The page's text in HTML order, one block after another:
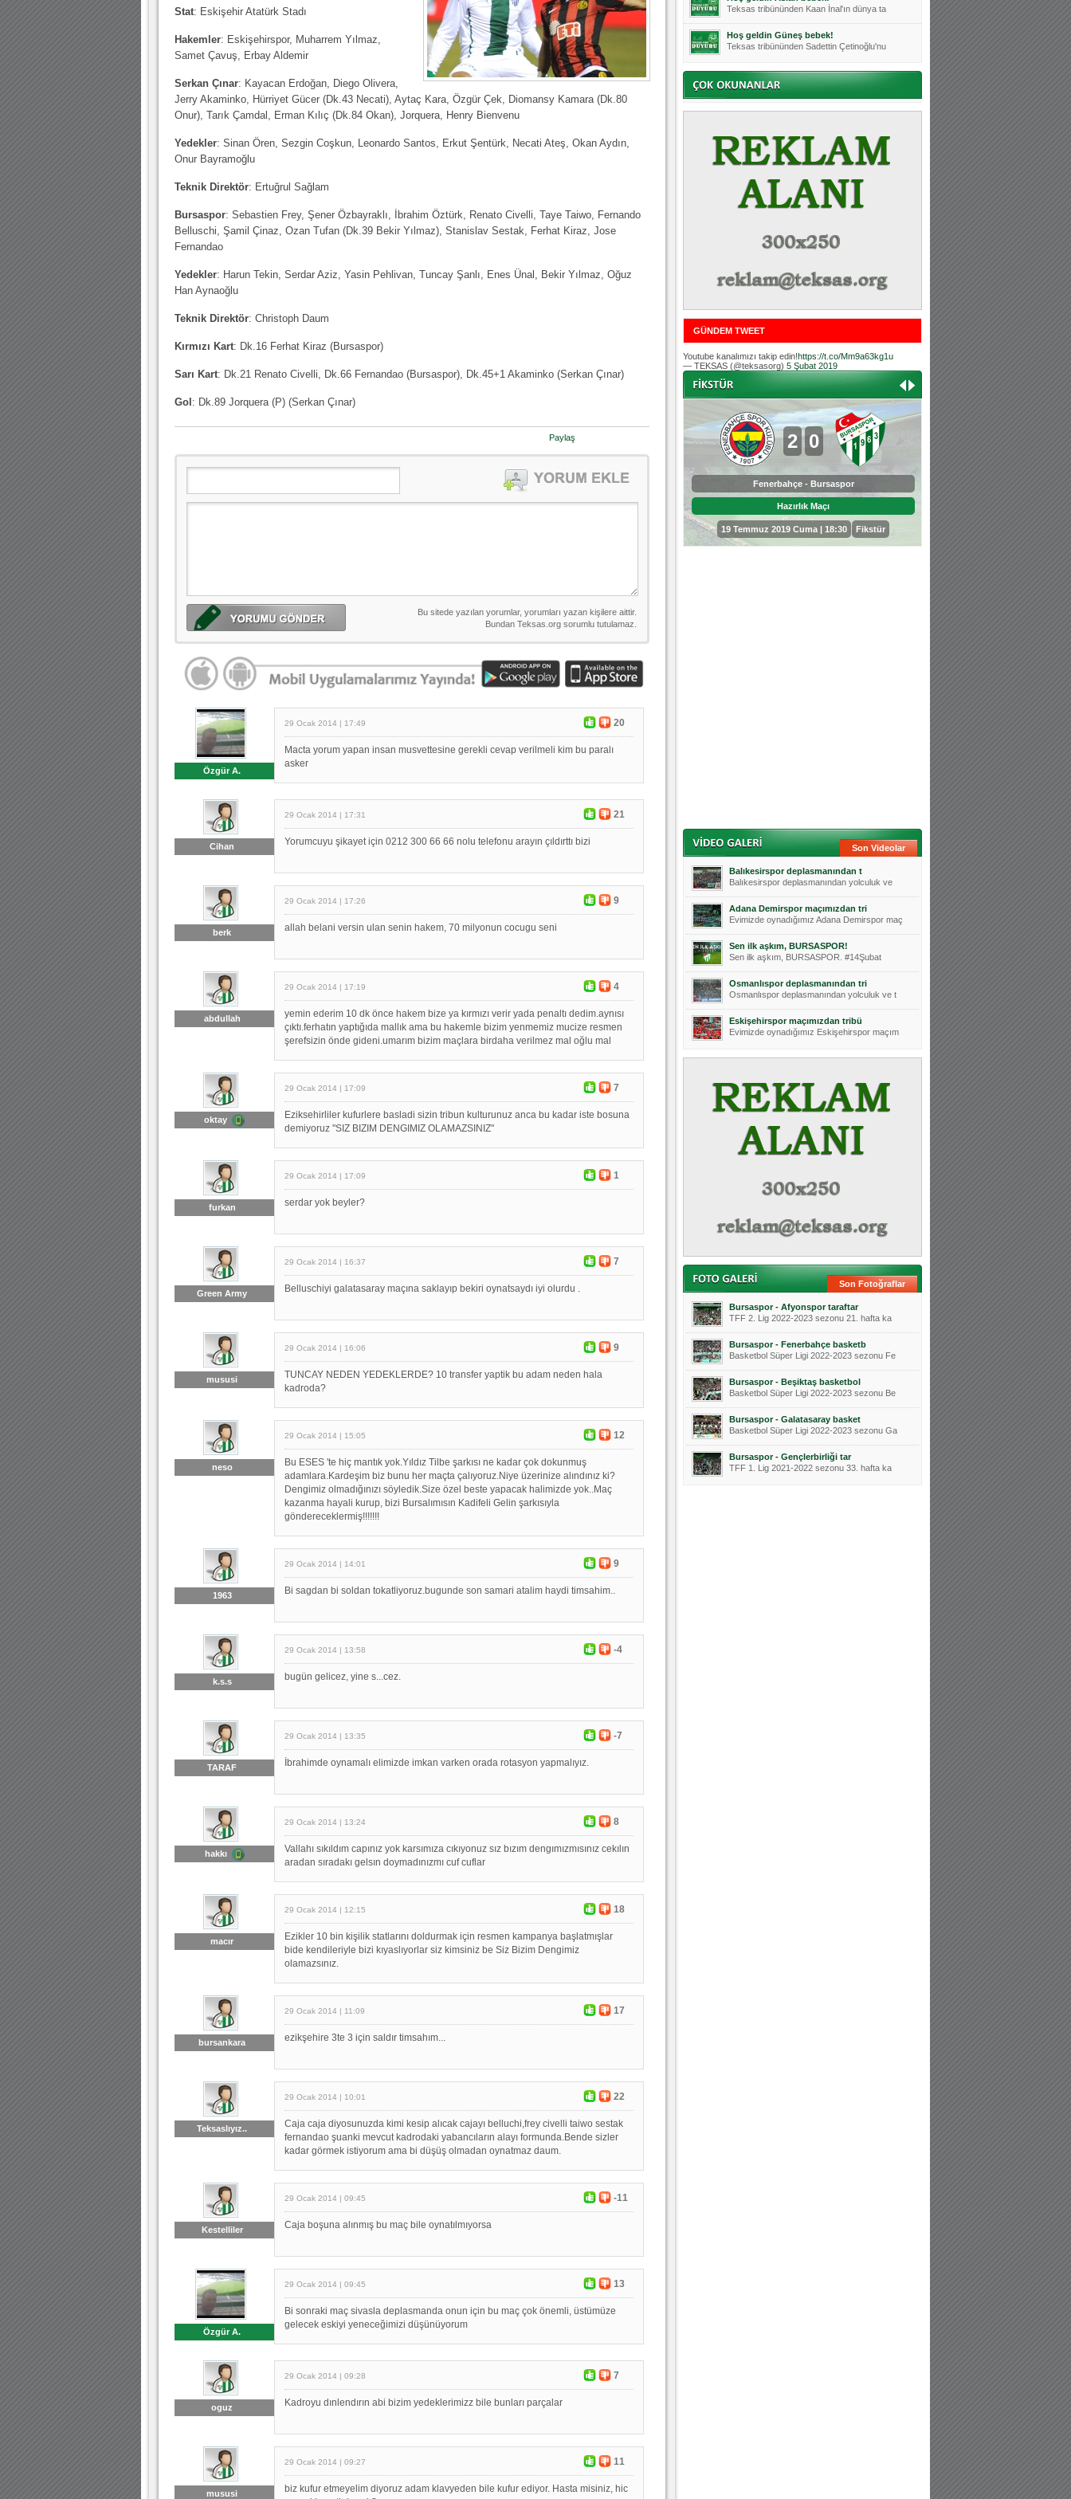
10.04.2023 14:44 | Hoş geldin Göktuğ Bebek!
11.11.2025 14:13 |Hoş geldin Ertuğrul Bebek!
12.10.2025 17:30 |MUTLULUKLAR SİNAN SILACI
16.07.2024 14:32 | Hoş geldin Kerem Bebek!
08.01.2024 19:01 | Hoş geldin Aslan bebek!
03.01.2024 19:09 |Hoş geldin Güneş bebek!
Stat: Eskişehir Atatürk Stadı
Hakemler: Eskişehirspor, Muharrem Yılmaz,
Samet Çavuş, Erbay Aldemir
Serkan Çınar: Kayacan Erdoğan, Diego Olivera,
Jerry Akaminko, Hürriyet Gücer (Dk.43 Necati), Aytaç Kara, Özgür Çek, Diomansy Kamara (Dk.80
Onur), Tarık Çamdal, Erman Kılıç (Dk.84 Okan), Jorquera, Henry Bienvenu
Yedekler: Sinan Ören, Sezgin Coşkun, Leonardo Santos, Erkut Şentürk, Necati Ateş, Okan Aydın,
Onur Bayramoğlu
Teknik Direktör: Ertuğrul Sağlam
Bursaspor: Sebastien Frey, Şener Özbayraklı, İbrahim Öztürk, Renato Civelli, Taye Taiwo, Fernando
Belluschi, Şamil Çinaz, Ozan Tufan (Dk.39 Bekir Yılmaz), Stanislav Sestak, Ferhat Kiraz, Jose
Fernandao
Yedekler: Harun Tekin, Serdar Aziz, Yasin Pehlivan, Tuncay Şanlı, Enes Ünal, Bekir Yılmaz, Oğuz
Han Aynaoğlu
Teknik Direktör: Christoph Daum
Kırmızı Kart: Dk.16 Ferhat Kiraz (Bursaspor)
Sarı Kart: Dk.21 Renato Civelli, Dk.66 Fernandao (Bursaspor), Dk.45+1 Akaminko (Serkan Çınar)
Gol : Dk.89 Jorquera (P) (Serkan Çınar)
Paylaş
Özgür A.
29 Ocak 2014 | 17:49 20
Macta yorum yapan insan musvettesine gerekli cevap verilmeli kim bu paralı
asker
Cihan
29 Ocak 2014 | 17:31 21
Yorumcuyu şikayet için 0212 300 66 66 nolu telefonu arayın çıldırttı bizi
berk
29 Ocak 2014 | 17:26 9
allah belani versin ulan senin hakem, 70 milyonun cocugu seni
abdullah
29 Ocak 2014 | 17:19 4
yemin ederim 10 dk önce hakem bize ya kırmızı verir yada penaltı dedim.aynısı
çıktı.ferhatın yaptığıda mallık ama bu hakemle bizim yenmemiz mucize resmen
şerefsizin önde gideni.umarım bizim maçlara birdaha verilmez mal oğlu mal
oktay
29 Ocak 2014 | 17:09 7
Eziksehirliler kufurlere basladi sizin tribun kulturunuz anca bu kadar iste bosuna
demiyoruz "SIZ BIZIM DENGIMIZ OLAMAZSINIZ"
furkan
29 Ocak 2014 | 17:09 1
serdar yok beyler?
Green Army
29 Ocak 2014 | 16:37 7
Belluschiyi galatasaray maçına saklayıp bekiri oynatsaydı iyi olurdu .
mususi
29 Ocak 2014 | 16:06 9
TUNCAY NEDEN YEDEKLERDE? 10 transfer yaptik bu adam neden hala
kadroda?
neso
29 Ocak 2014 | 15:05 12
Bu ESES 'te hiç mantık yok.Yıldız Tilbe şarkısı ne kadar çok dokunmuş
adamlara.Kardeşim biz bunu her maçta çalıyoruz.Niye üzerinize alındınız ki?
Dengimiz olmadığınızı söyledik.Size özel beste yapacak halimizde yok..Maç
kazanma hayali kurup, bizi Bursalımısın Kadifeli Gelin şarkısıyla
göndereceklermiş!!!!!!!
1963
29 Ocak 2014 | 14:01 9
Bi sagdan bi soldan tokatliyoruz.bugunde son samari atalim haydi timsahim..
k.s.s
29 Ocak 2014 | 13:58 -4
bugün gelicez, yine s...cez.
TARAF
29 Ocak 2014 | 13:35 -7
İbrahimde oynamalı elimizde imkan varken orada rotasyon yapmalıyız.
hakkı
29 Ocak 2014 | 13:24 8
Vallahı sıkıldım capınız yok karsımıza cıkıyonuz sız bızım dengımızmısınız cekılın
aradan sıradakı gelsın doymadınızmı cuf cuflar
macır
29 Ocak 2014 | 12:15 18
Ezikler 10 bin kişilik statlarını doldurmak için resmen kampanya başlatmışlar
bide kendileriyle bizi kıyaslıyorlar siz kimsiniz be Siz Bizim Dengimiz
olamazsınız.
bursankara
29 Ocak 2014 | 11:09 17
ezikşehire 3te 3 için saldır timsahım...
Teksaslıyız..
29 Ocak 2014 | 10:01 22
Caja caja diyosunuzda kimi kesip alıcak cajayı belluchi,frey civelli taiwo sestak
fernandao şuanki mevcut kadrodaki yabancıların alayı formunda.Bende sizler
kadar görmek istiyorum ama bi düşüş olmadan oynatmaz daum.
Kestelliler
29 Ocak 2014 | 09:45 -11
Caja boşuna alınmış bu maç bile oynatılmıyorsa
Özgür A.
29 Ocak 2014 | 09:45 13
Bi sonraki maç sivasla deplasmanda onun için bu maç çok önemli, üstümüze
gelecek eskiyi yeneceğimizi düşünüyorum
oguz
29 Ocak 2014 | 09:28 7
Kadroyu dınlendırın abi bizim yedeklerimizz bile bunları parçalar
mususi
29 Ocak 2014 | 09:27 11
biz kufur etmeyelim diyoruz adam klavyeden bile kufur ediyor. Hasta misiniz, hic
Teksas tribününden Kaan İnal'ın dünya ta
Hoş geldin Güneş bebek!
Teksas tribününden Sadettin Çetinoğlu'nu
Mutluluklar Ceyhun Tetik
Teksas tribünlerinin sevilen isimlerinde
Bursasporumuzun önü açılsın is
Hoş geldin Alaz Bebek!
Teksas.org sistem yöneticisi, ekibimizin
Hoş geldin Göktuğ Bebek!
Teksas.org ekibimizden ve tribünlerimizi
Teksas tribünlerinden Basri İleri'nin dü
Hoş geldin Kerem Bebek!
Tribünlerimizden Mesut Ulusoy'un (Duka)
Hoş geldin Aslan bebek!
Teksas tribününden Kaan İnal'ın dünya ta
Hoş geldin Güneş bebek!
Teksas tribününden Sadettin Çetinoğlu'nu
GÜNDEM TWEET
Youtube kanalımızı takip edin!https://t.co/Mm9a63kg1u
— TEKSAS (@teksasorg) 5 Şubat 2019
-
Bursaspor - Altınordu
1. Lig 32. Hafta
2 0
Fenerbahçe - Bursaspor
Hazırlık Maçı
19 Temmuz 2019 Cuma | 18:30 Fikstür
0 3
Bursaspor - Sepahan
Hazırlık Maçı
25 Temmuz 2019 Perşembe |
Son Videolar
Balıkesirspor deplasmanından t
Balıkesirspor deplasmanından yolculuk ve
Adana Demirspor maçımızdan tri
Evimizde oynadığımız Adana Demirspor maç
Sen ilk aşkım, BURSASPOR!
Sen ilk aşkım, BURSASPOR. #14Şubat
Osmanlıspor deplasmanından tri
Osmanlıspor deplasmanından yolculuk ve t
Eskişehirspor maçımızdan tribü
Evimizde oynadığımız Eskişehirspor maçım
Son Fotoğraflar
Bursaspor - Afyonspor taraftar
TFF 2. Lig 2022-2023 sezonu 21. hafta ka
Bursaspor - Fenerbahçe basketb
Basketbol Süper Ligi 2022-2023 sezonu Fe
Bursaspor - Beşiktaş basketbol
Basketbol Süper Ligi 2022-2023 sezonu Be
Bursaspor - Galatasaray basket
Basketbol Süper Ligi 2022-2023 sezonu Ga
Bursaspor - Gençlerbirliği tar
TFF 1. Lig 2021-2022 sezonu 33. hafta ka